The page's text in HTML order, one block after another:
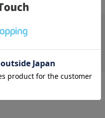
お気に入り
でいつでもコンパクトに写